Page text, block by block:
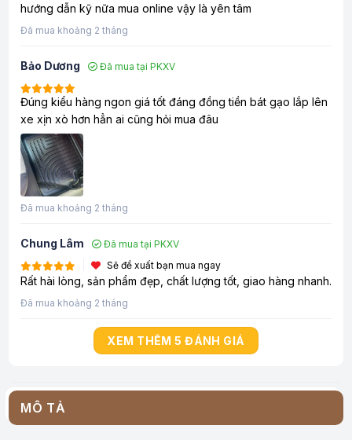
MÔ TẢ
hướng dẫn kỹ nữa mua online vậy là yên tâm
Đã mua khoảng 2 tháng
Bảo Dương Đã mua tại PKXV
Đúng kiểu hàng ngon giá tốt đáng đồng tiền bát gạo lắp lên
xe xịn xò hơn hẳn ai cũng hỏi mua đâu
Đã mua khoảng 2 tháng
Chung Lâm
Đã mua tại PKXV
Sẽ đề xuất bạn mua ngay
Rất hài lòng, sản phẩm đẹp, chất lượng tốt, giao hàng nhanh.
Đã mua khoảng 2 tháng
XEM THÊM 5 ĐÁNH GIÁ